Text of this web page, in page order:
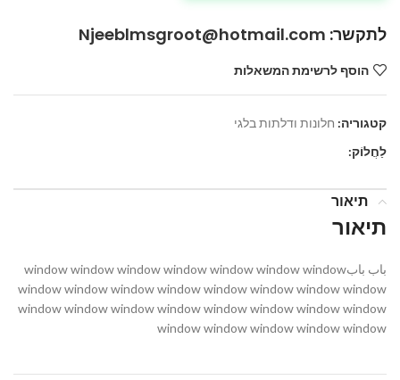
לתקשר:
Njeeblmsgroot@hotmail.com
הוסף לרשימת המשאלות
קטגוריה: חלונות ודלתות בלגי
לַחֲלוֹק:
תיאור
תיאור
باب بابwindow window window window window window window
window window window window window window window window
window window window window window window window window
window window window window window